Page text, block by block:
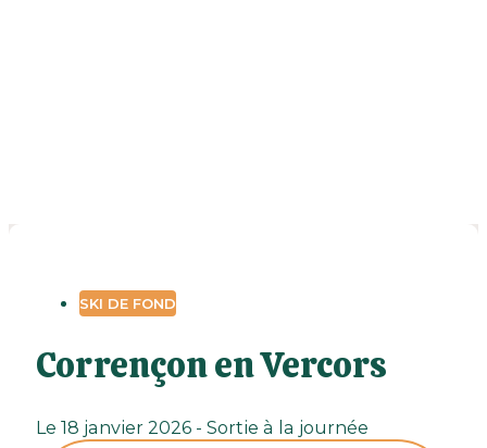
SKI DE FOND
Corrençon en Vercors
Le 18 janvier 2026 - Sortie à la journée